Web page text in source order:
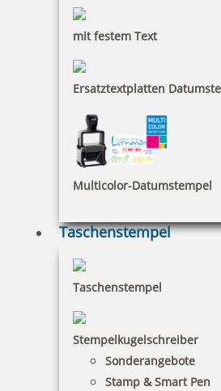
mit festem Text
Ersatztextplatten
Multicolor-Datumstempel
Taschenstempel
Taschenstempel
Stempelkugelschreiber
Sonderangebote
Stamp & Smart Pen
51,82 €
Heri Mini Smartpen
Gutschein